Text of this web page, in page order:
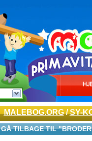
MALEBOG.ORG/SY-
GÅ TILBAGE TIL